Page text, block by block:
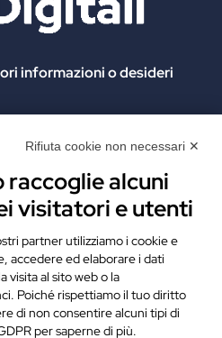
informazionio desideri
Verrai contattato
Modena (MO)
346879
i.v.
Rifiuta cookie non necessari ✕
raccoglie alcuni
visitatori e utenti
partner utilizziamo i cookie e
accedere ed elaborare i dati
visita al sito web o la
Poiché rispettiamo il tuo diritto
di non consentire alcuni tipi di
per saperne di più.